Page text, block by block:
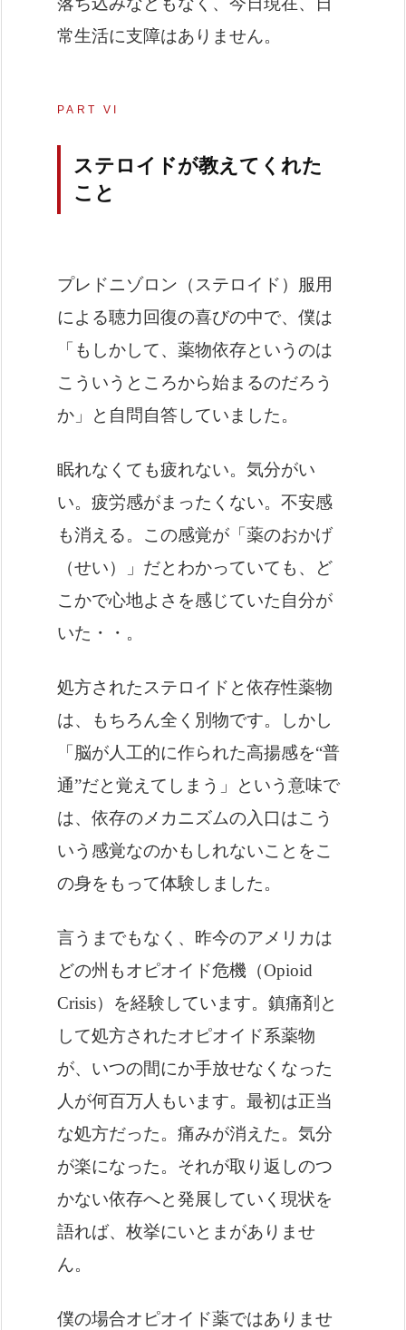
常生活に支障はありません。
PART VI
ステロイドが教えてくれた
こと
プレドニゾロン（ステロイド）服用
による聴力回復の喜びの中で、僕は
「もしかして、薬物依存というのは
こういうところから始まるのだろう
か」と自問自答していました。
眠れなくても疲れない。気分がい
い。疲労感がまったくない。不安感
も消える。この感覚が「薬のおかげ
（せい）」だとわかっていても、ど
こかで心地よさを感じていた自分が
いた・・。
処方されたステロイドと依存性薬物
は、もちろん全く別物です。しかし
「脳が人工的に作られた高揚感を“普
通”だと覚えてしまう」という意味で
は、依存のメカニズムの入口はこう
いう感覚なのかもしれないことをこ
の身をもって体験しました。
言うまでもなく、昨今のアメリカは
どの州もオピオイド危機（Opioid
Crisis）を経験しています。鎮痛剤と
して処方されたオピオイド系薬物
が、いつの間にか手放せなくなった
人が何百万人もいます。最初は正当
な処方だった。痛みが消えた。気分
が楽になった。それが取り返しのつ
かない依存へと発展していく現状を
語れば、枚挙にいとまがありませ
ん。
僕の場合オピオイド薬ではありませ